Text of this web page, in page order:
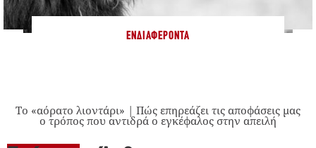
ΕΝΔΙΑΦΈΡΟΝΤΑ
Το «αόρατο λιοντάρι» | Πώς επηρεάζει τις αποφάσεις μας
ο τρόπος που αντιδρά ο εγκέφαλος στην απειλή